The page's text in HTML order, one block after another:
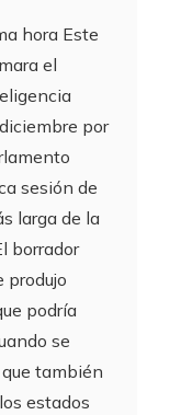
hora Este
el
por
sesión de
larga de la
borrador
produjo
podría
se
también
estados